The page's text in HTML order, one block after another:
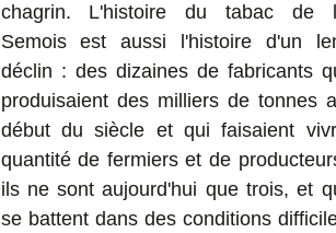
chagrin. L'histoire du tabac de
Semois est aussi l'histoire d'un
déclin : des dizaines de fabricants
produisaient des milliers de tonnes
début du siècle et qui faisaient
quantité de fermiers et de
ils ne sont aujourd'hui que trois, et
se battent dans des conditions